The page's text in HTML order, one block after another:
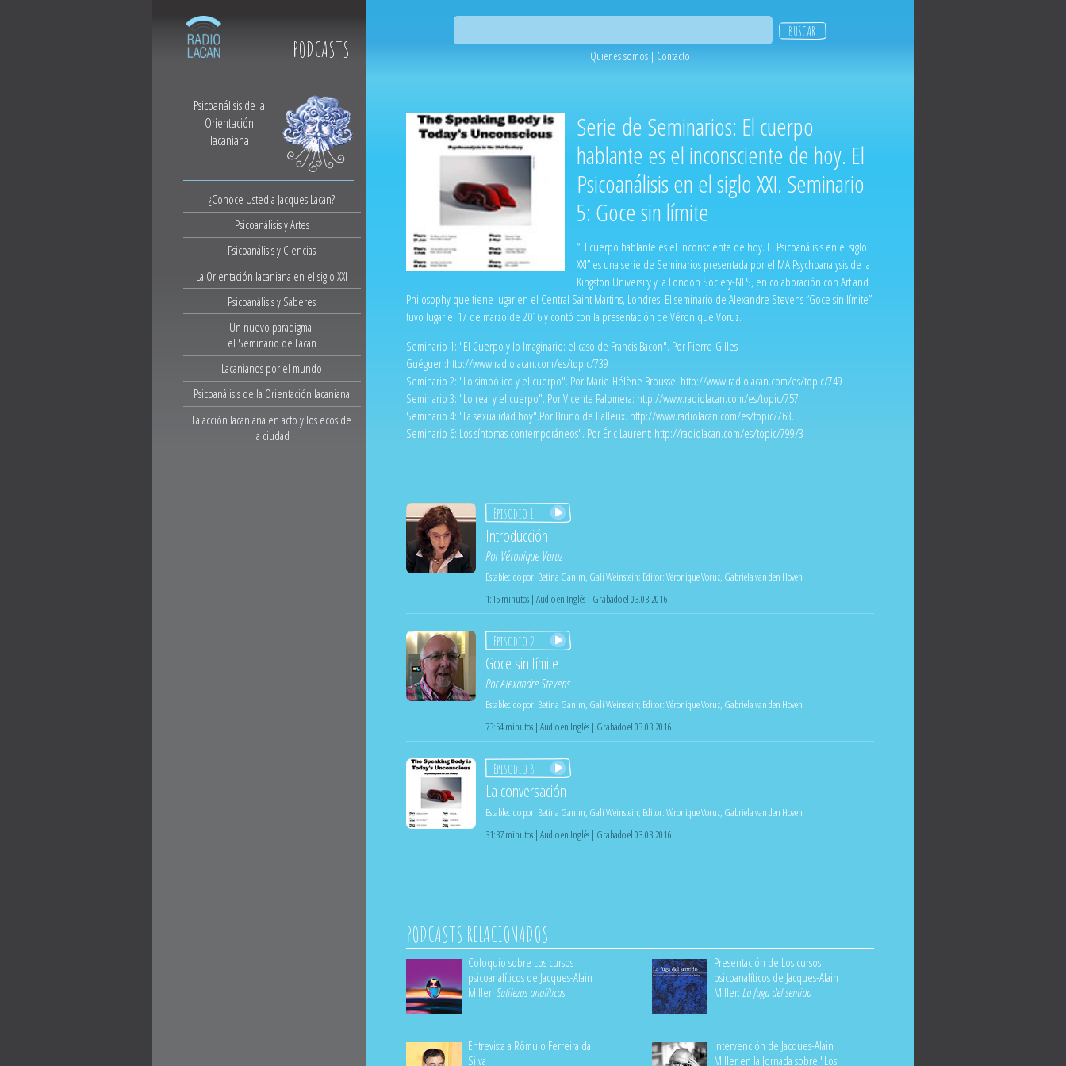
PODCASTS
Psicoanálisis de la
Orientación
lacaniana
¿Conoce Usted a Jacques Lacan?
Psicoanálisis y Artes
Psicoanálisis y Ciencias
La Orientación lacaniana en el siglo XXI
Psicoanálisis y Saberes
Un nuevo paradigma:
el Seminario de Lacan
Lacanianos por el mundo
Psicoanálisis de la Orientación lacaniana
La acción lacaniana en acto y los ecos de
la ciudad
Quienes somos| Contacto
Serie de Seminarios: El cuerpo
hablante es el inconsciente de hoy. El
Psicoanálisis en el siglo XXI. Seminario
5: Goce sin límite
“El cuerpo hablante es el inconsciente de hoy. El Psicoanálisis en el siglo
XXI” es una serie de Seminarios presentada por el MA Psychoanalysis de la
Kingston University y la London Society-NLS, en colaboración con Art and
Philosophy que tiene lugar en el Central Saint Martins, Londres. El seminario de Alexandre Stevens “Goce sin límite”
tuvo lugar el 17 de marzo de 2016 y contó con la presentación de Véronique Voruz.
Seminario 1: "El Cuerpo y lo Imaginario: el caso de Francis Bacon". Por Pierre-Gilles
Guéguen:http://www.radiolacan.com/es/topic/739
Seminario 2: "Lo simbólico y el cuerpo". Por Marie-Hélène Brousse: http://www.radiolacan.com/es/topic/749
Seminario 3: "Lo real y el cuerpo". Por Vicente Palomera: http://www.radiolacan.com/es/topic/757
Seminario 4: "La sexualidad hoy".Por Bruno de Halleux. http://www.radiolacan.com/es/topic/763.
Seminario 6: Los síntomas contemporáneos". Por Éric Laurent: http://radiolacan.com/es/topic/799/3
Episodio 1
Introducción
PorVéronique Voruz
Establecido por: Betina Ganim, Gali Weinstein; Editor:Véronique Voruz, Gabriela van den Hoven
1:15 minutos | Audio en Inglés | Grabado el 03.03.2016
Episodio 2
Goce sin límite
PorAlexandre Stevens
Establecido por: Betina Ganim, Gali Weinstein; Editor:Véronique Voruz, Gabriela van den Hoven
73:54 minutos | Audio en Inglés | Grabado el 03.03.2016
Episodio 3
La conversación
Establecido por: Betina Ganim, Gali Weinstein; Editor:Véronique Voruz, Gabriela van den Hoven
31:37 minutos | Audio en Inglés | Grabado el 03.03.2016
PODCASTS RELACIONADOS
Coloquio sobre Los cursos
psicoanalíticos de Jacques-Alain
Miller: Sutilezas analíticas
Presentación de Los cursos
psicoanalíticos de Jacques-Alain
Miller:La fuga del sentido
Entrevista a Rômulo Ferreira da
Silva
Intervención de Jacques-Alain
Miller en la Jornada sobre "Los